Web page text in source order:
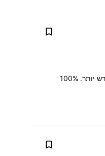
מיקוח, החלפה (טרייד אין) אפשרית, נקנה את רכבך במחירון (מכירון), בתמורה לחדש יותר. 100%